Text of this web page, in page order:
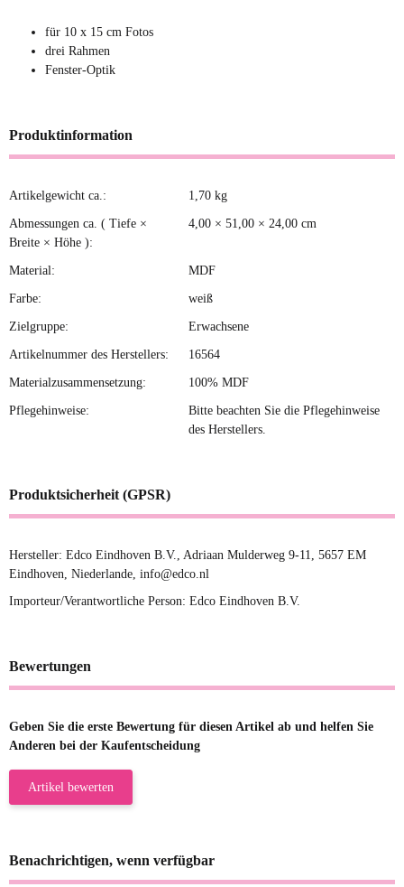
für 10 x 15 cm Fotos
drei Rahmen
Fenster-Optik
Produktinformation
Produkteigenschaft
Wert
Artikelgewicht ca.: 1,70 kg
Abmessungen ca. ( Tiefe ×
Breite × Höhe ):
4,00 × 51,00 × 24,00 cm
Material: MDF
Farbe: weiß
Zielgruppe: Erwachsene
Artikelnummer des Herstellers: 16564
Materialzusammensetzung: 100% MDF
Pflegehinweise:
Bitte beachten Sie die Pflegehinweise
des Herstellers.
Produktsicherheit (GPSR)
Hersteller: Edco Eindhoven B.V., Adriaan Mulderweg 9-11, 5657 EM
Eindhoven, Niederlande, info@edco.nl
Importeur/Verantwortliche Person: Edco Eindhoven B.V.
Bewertungen
Geben Sie die erste Bewertung für diesen Artikel ab und helfen Sie
Anderen bei der Kaufentscheidung
Artikel bewerten
Benachrichtigen, wenn verfügbar